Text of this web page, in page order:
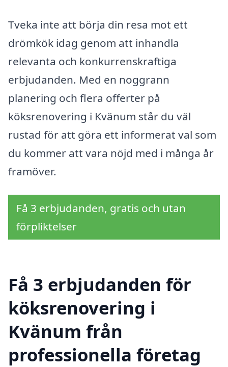
Tveka inte att börja din resa mot ett
drömkök idag genom att inhandla
relevanta och konkurrenskraftiga
erbjudanden. Med en noggrann
planering och flera offerter på
köksrenovering i Kvänum står du väl
rustad för att göra ett informerat val som
du kommer att vara nöjd med i många år
framöver.
Få 3 erbjudanden, gratis och utan
förpliktelser
Få 3 erbjudanden för
köksrenovering i
Kvänum från
professionella företag